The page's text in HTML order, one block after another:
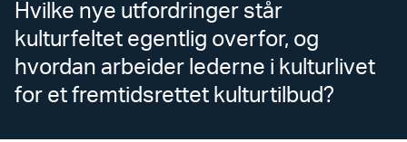
Hvilke nye utfordringer står
kulturfeltet egentlig overfor, og
hvordan arbeider lederne i kulturlivet
for et fremtidsrettet kulturtilbud?